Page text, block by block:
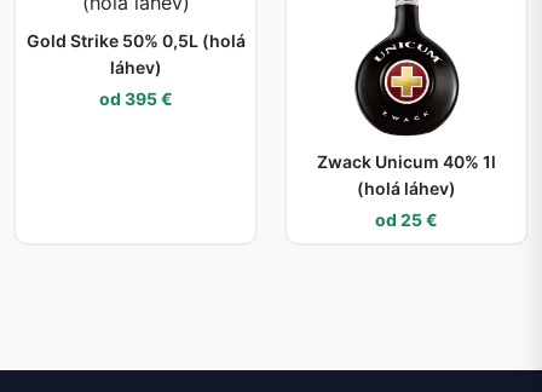
Gold Strike 50% 0,5L (holá
láhev)
od 395 €
Zwack Unicum 40% 1l
(holá láhev)
od 25 €